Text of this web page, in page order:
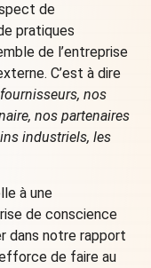
de
pratiques
de l’entreprise
C’est à dire
nos
nos partenaires
industriels, les
à une
de conscience
dans notre rapport
de faire au